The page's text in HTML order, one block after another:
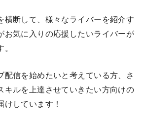
横断して、様々なライバーを紹介す
お気に入りの応援したいライバーが
配信を始めたいと考えている方、さ
キルを上達させていきたい方向けの
けしています！